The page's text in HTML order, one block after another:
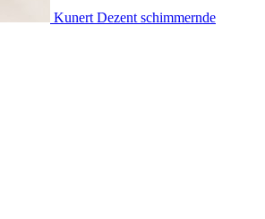
Kunert Dezent schimmernde